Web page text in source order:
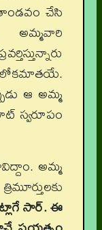
చేసి
అమ్మవారి
లోకమాతయే.
ఆ అమ్మ
స్వరూపం
అమ్మ
సార్. ఈ